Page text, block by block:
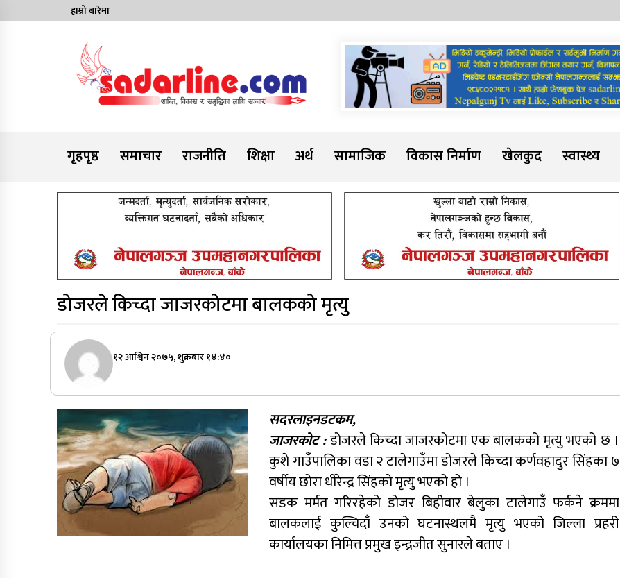
to
हाम्रो बारेमा
Sadarline
गृहपृष्ठ
समाचार राजनीति शिक्षा अर्थ सामाजिक विकास निर्माण खेलकुद स्वास्थ्य
डोजरले किच्दा जाजरकोटमा बालकको मृत्यु
१२ आश्विन २०७५, शुक्रबार १४:४०
सदरलाइनडटकम,
जाजरकोट :डोजरले किच्दा जाजरकोटमा एक बालकको मृत्यु भएको छ ।
कुशे गाउँपालिका वडा २ टालेगाउँमा डोजरले किच्दा कर्णवहादुर सिंहका ७
वर्षीय छोरा धीरेन्द्र सिंहको मृत्यु भएको हो ।
सडक मर्मत गरिरहेको डोजर बिहीवार बेलुका टालेगाउँ फर्कने क्रममा
बालकलाई कुल्चिदाँ उनको घटनास्थलमै मृत्यु भएको जिल्ला प्रहरी
कार्यालयका निमित्त प्रमुख इन्द्रजीत सुनारले बताए ।